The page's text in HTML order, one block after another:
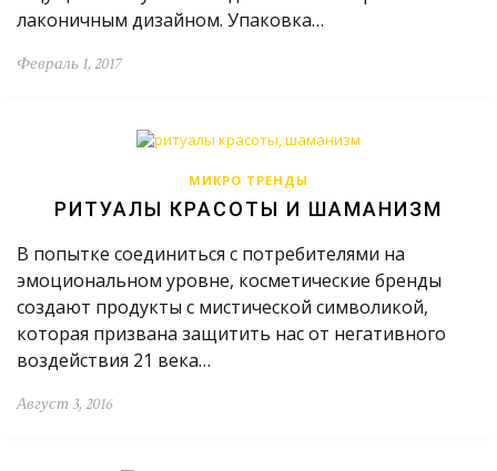
лаконичным дизайном. Упаковка…
Февраль 1, 2017
МИКРО ТРЕНДЫ
РИТУАЛЫ КРАСОТЫ И ШАМАНИЗМ
В попытке соединиться с потребителями на
эмоциональном уровне, косметические бренды
создают продукты с мистической символикой,
которая призвана защитить нас от негативного
воздействия 21 века…
Август 3, 2016